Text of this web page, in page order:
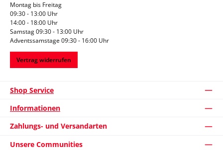
Montag bis Freitag
09:30 - 13:00 Uhr
14:00 - 18:00 Uhr
Samstag 09:30 - 13:00 Uhr
Adventssamstage 09:30 - 16:00 Uhr
Vertrag widerrufen
Shop Service
Informationen
Zahlungs- und Versandarten
Unsere Communities